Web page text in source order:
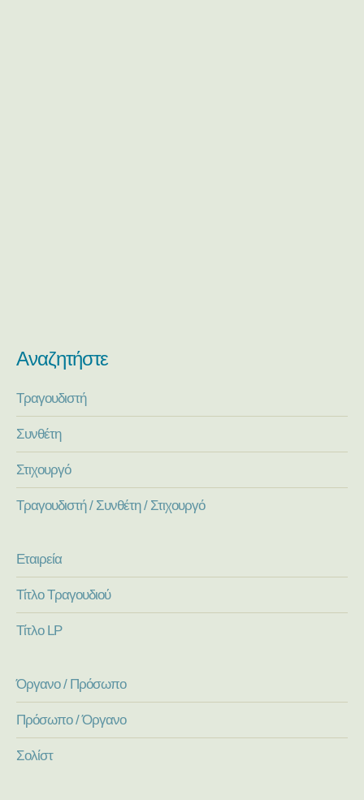
Αναζητήστε
Τραγουδιστή
Συνθέτη
Στιχουργό
Τραγουδιστή / Συνθέτη / Στιχουργό
Εταιρεία
Τίτλο Τραγουδιού
Τίτλο LP
Όργανο / Πρόσωπο
Πρόσωπο / Όργανο
Σολίστ